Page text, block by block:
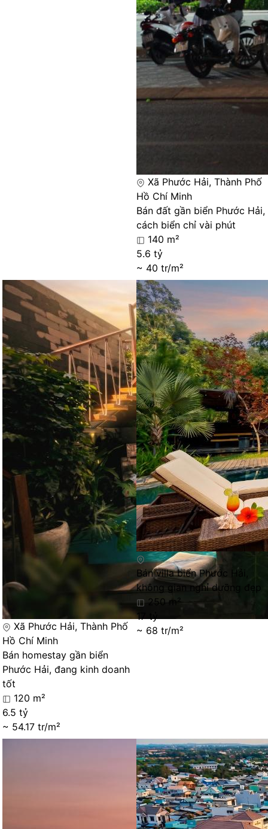
Xã Phước Hải, Thành Phố
Hồ Chí Minh
Bán đất gần biển Phước Hải,
cách biển chỉ vài phút
140 m²
5.6 tỷ
~ 40 tr/m²
Xã Phước Hải, Thành Phố
Hồ Chí Minh
Bán homestay gần biển
Phước Hải, đang kinh doanh
tốt
120 m²
6.5 tỷ
~ 54.17 tr/m²
Bán villa biển Phước Hải,
không gian nghỉ dưỡng đẹp
250 m²
17 tỷ
~ 68 tr/m²